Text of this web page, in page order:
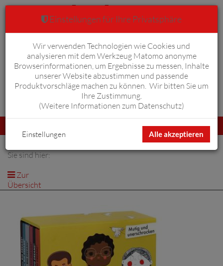
Anmelden Warenkorb 0
umschalten
Sie sind hier:
Zur
Übersicht
Einstellungen für Ihre Privatsphäre
Wir verwenden Technologien wie Cookies und
analysieren mit dem Werkzeug Matomo anonyme
Browserinformationen, um Ergebnisse zu messen, Inhalte
unserer Website abzustimmen und passende
Produktvorschläge machen zu können. Wir bitten Sie um
Ihre Zustimmung.
(Weitere Informationen zum Datenschutz)
Alle akzeptieren
Einstellungen